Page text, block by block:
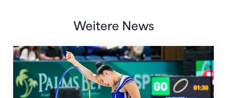
Weitere News
Nächster Halt: Weltmeisterschaft